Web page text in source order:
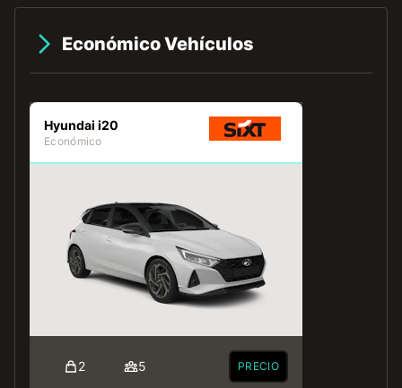
Económico Vehículos
Hyundai i20
Económico
2 5 PRECIO